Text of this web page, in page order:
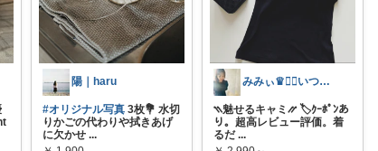
陽｜haru
#オリジナル写真 3枚💐 水切
りかごの代わりや拭きあげ
に欠かせ ...
みみぃ♛👯‍♀️いつもありがとう🎪
⳹魅せるキャミ⳼ 🏷️ｸｰﾎﾟﾝあ
り。超高レビュー評価。着
るだ ...